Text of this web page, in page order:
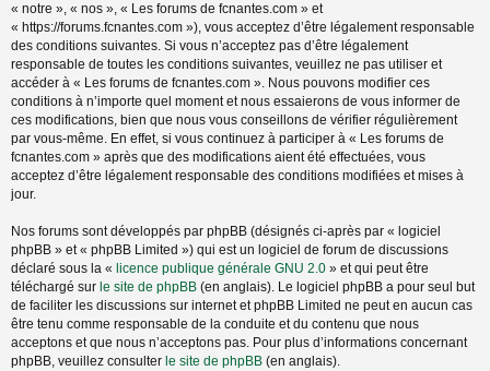
« notre », « nos », « Les forums de fcnantes.com » et
« https://forums.fcnantes.com »), vous acceptez d’être légalement responsable
des conditions suivantes. Si vous n’acceptez pas d’être légalement
responsable de toutes les conditions suivantes, veuillez ne pas utiliser et
accéder à « Les forums de fcnantes.com ». Nous pouvons modifier ces
conditions à n’importe quel moment et nous essaierons de vous informer de
ces modifications, bien que nous vous conseillons de vérifier régulièrement
par vous-même. En effet, si vous continuez à participer à « Les forums de
fcnantes.com » après que des modifications aient été effectuées, vous
acceptez d’être légalement responsable des conditions modifiées et mises à
jour.
Nos forums sont développés par phpBB (désignés ci-après par « logiciel
phpBB » et « phpBB Limited ») qui est un logiciel de forum de discussions
déclaré sous la « licence publique générale GNU 2.0 » et qui peut être
téléchargé sur le site de phpBB (en anglais). Le logiciel phpBB a pour seul but
de faciliter les discussions sur internet et phpBB Limited ne peut en aucun cas
être tenu comme responsable de la conduite et du contenu que nous
acceptons et que nous n’acceptons pas. Pour plus d’informations concernant
phpBB, veuillez consulter le site de phpBB (en anglais).